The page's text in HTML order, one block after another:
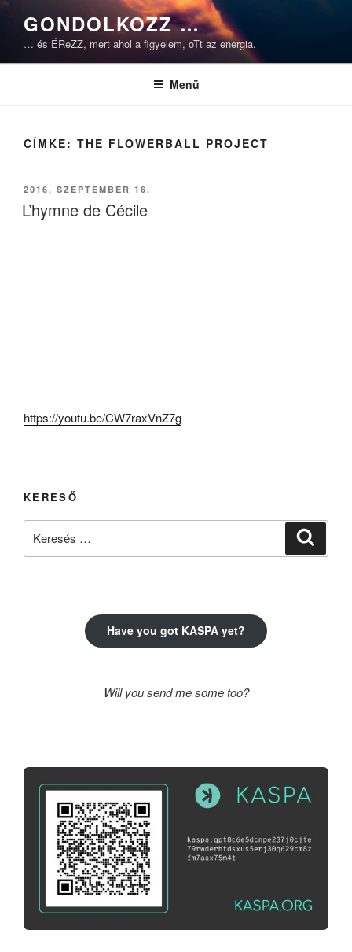
Tartalomhoz
GONDOLKOZZ …
… és ÉReZZ, mert ahol a figyelem, oTt az energia.
Menü
CÍMKE: THE FLOWERBALL PROJECT
BEKÜLDVE:
2016. SZEPTEMBER 16.
L’hymne de Cécile
https://youtu.be/CW7raxVnZ7g
KERESŐ
Have you got KASPA yet?
Will you send me some too?